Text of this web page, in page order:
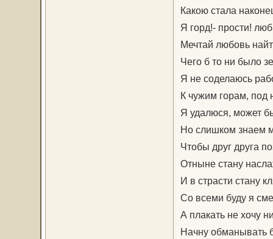
Какою стала
Я горд!- прости!
Мечтай любовь
Чего б то ни было
Я не соделаюсь
К чужим горам, под
Я удалюся, может
Но слишком знаем
Чтобы друг друга
Отныне стану
И в страсти стану
Со всеми буду я
А плакать не хочу
Начну обманывать